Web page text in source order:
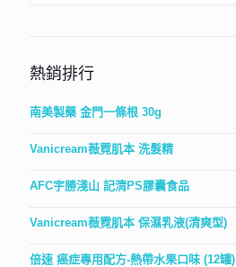
熱銷排行
南美製藥 金門一條根 30g
Vanicream薇霓肌本 洗髮精
AFC宇勝淺山 記清PS膠囊食品
Vanicream薇霓肌本 保濕乳液(清爽型)
倍速 癌症專用配方-熱帶水果口味 (12罐)